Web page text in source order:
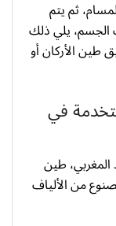
ثم يتم
الجسم، يلي ذلك
طين الأركان أو
في
طين
من الألياف